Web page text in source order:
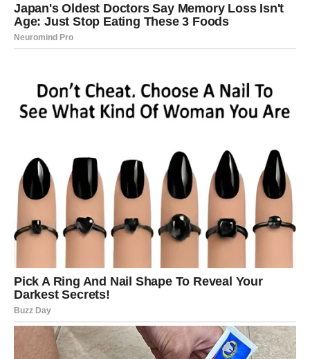
Razrešenje za Blizance znači kraj igre pretpostavki i
početak iskrene komunikacije.
Rak – Emotivno oslobađanje
Rakovi su najviše osećali teret neizgovorenih emocija.
se nadao da će situacija sama postati bolja.
U narednom periodu dolazi momenat kada se srce
rasterećuje. Može biti kroz pomirenje koje vraća toplinu i
sigurnost, ali može biti i kroz konačno puštanje osobe
Razrešenje za Raka znači da više ne čekaš dokaz – već
biraš mir.
Lav – Vraćaš poštovanje u